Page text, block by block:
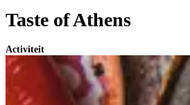
Taste of Athens
Activiteit